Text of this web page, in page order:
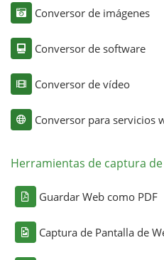
Conversor de imágenes
Conversor de software
Conversor de vídeo
Conversor para servicios
Herramientas de captura
Guardar Web como PDF
Captura de Pantalla de